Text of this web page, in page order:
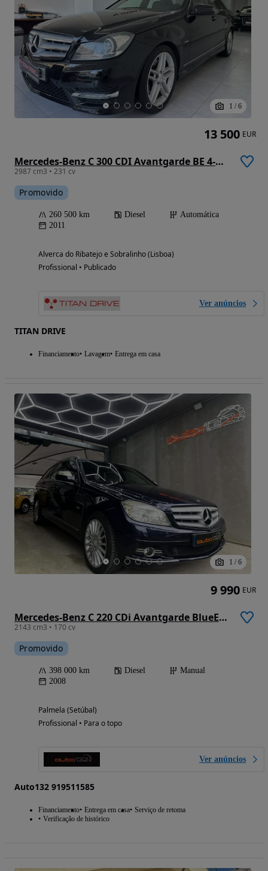
1 / 6
Mercedes-Benz C 300 CDI Avantgarde BE 4-Matic
2987 cm3 • 231 cv
Promovido
260 500 km Diesel
Automática
2011
Alverca do Ribatejo e Sobralinho (Lisboa)
Profissional • Publicado
Ver anúncios
TITAN DRIVE
Financiamento Lavagem Entrega em casa
13 500 EUR
1 / 6
Mercedes-Benz C 220 CDi Avantgarde BlueEfficiency
2143 cm3 • 170 cv
Promovido
398 000 km Diesel
Manual
2008
Palmela (Setúbal)
Profissional • Para o topo
Ver anúncios
Auto132 919511585
Financiamento Entrega em casa Serviço de retoma
Verificação de histórico
9 990 EUR